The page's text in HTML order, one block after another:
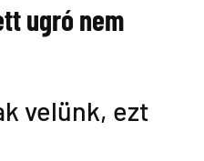
ugró nem
velünk, ezt